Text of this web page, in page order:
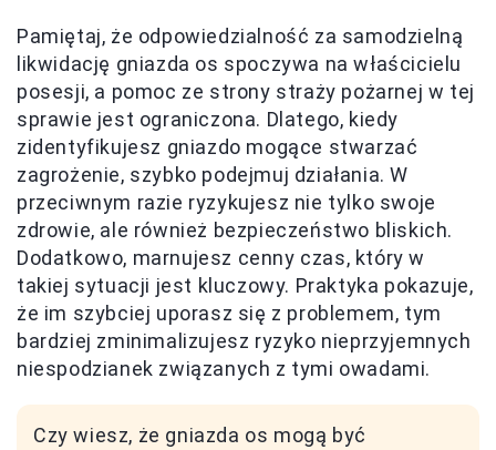
Pamiętaj, że odpowiedzialność za samodzielną
likwidację gniazda os spoczywa na właścicielu
posesji, a pomoc ze strony straży pożarnej w tej
sprawie jest ograniczona. Dlatego, kiedy
zidentyfikujesz gniazdo mogące stwarzać
zagrożenie, szybko podejmuj działania. W
przeciwnym razie ryzykujesz nie tylko swoje
zdrowie, ale również bezpieczeństwo bliskich.
Dodatkowo, marnujesz cenny czas, który w
takiej sytuacji jest kluczowy. Praktyka pokazuje,
że im szybciej uporasz się z problemem, tym
bardziej zminimalizujesz ryzyko nieprzyjemnych
niespodzianek związanych z tymi owadami.
Czy wiesz, że gniazda os mogą być